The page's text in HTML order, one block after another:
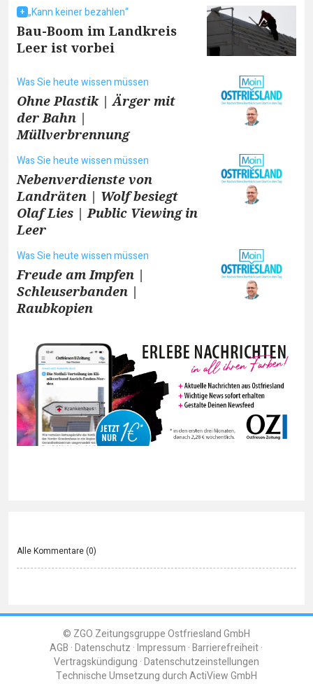
„Kann keiner bezahlen“
Bau-Boom im Landkreis
Leer ist vorbei
Was Sie heute wissen müssen
Ohne Plastik | Ärger mit
der Bahn |
Müllverbrennung
Was Sie heute wissen müssen
Nebenverdienste von
Landräten | Wolf besiegt
Olaf Lies | Public Viewing in
Leer
Was Sie heute wissen müssen
Freude am Impfen |
Schleuserbanden |
Raubkopien
Alle Kommentare (0)
© ZGO Zeitungsgruppe Ostfriesland GmbH
AGB Datenschutz Impressum Barrierefreiheit
Vertragskündigung Datenschutzeinstellungen
Technische Umsetzung durchActiView GmbH